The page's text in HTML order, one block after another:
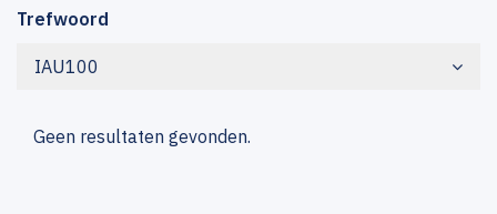
Trefwoord
IAU100
Geen resultaten gevonden.